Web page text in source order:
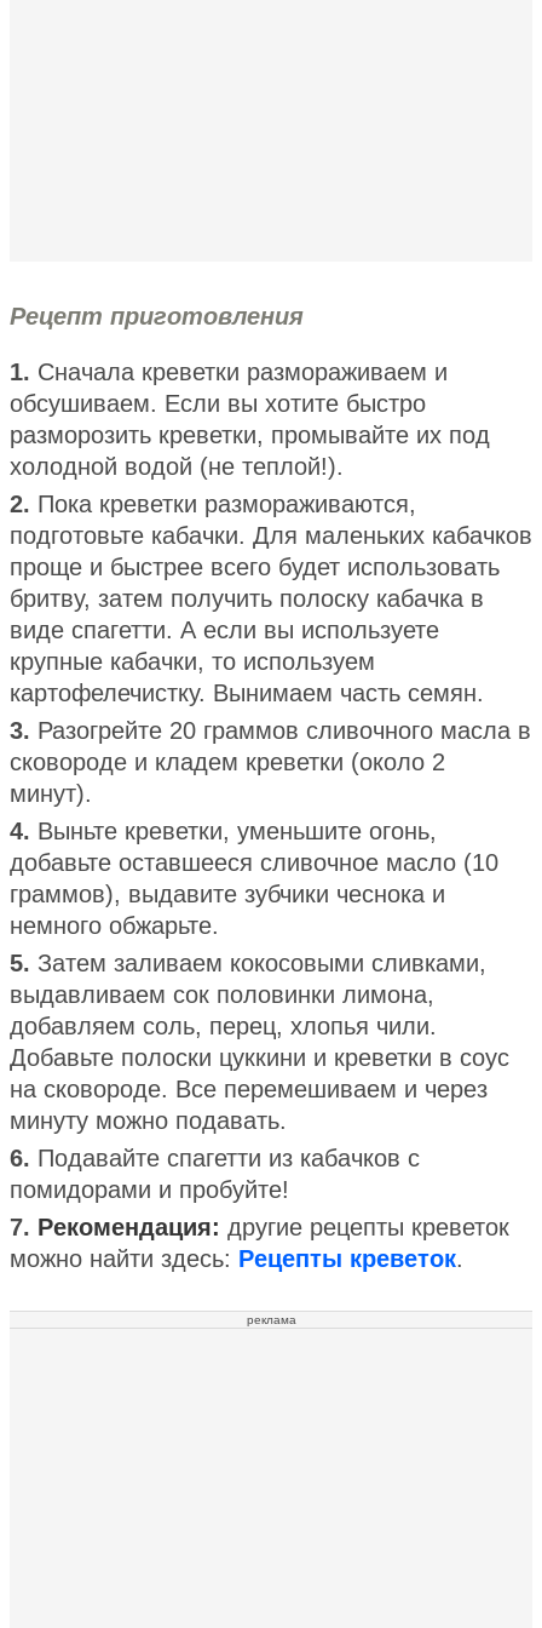
Рецепт приготовления
1. Сначала креветки размораживаем и
обсушиваем. Если вы хотите быстро
разморозить креветки, промывайте их под
холодной водой (не теплой!).
2. Пока креветки размораживаются,
подготовьте кабачки. Для маленьких кабачков
проще и быстрее всего будет использовать
бритву, затем получить полоску кабачка в
виде спагетти. А если вы используете
крупные кабачки, то используем
картофелечистку. Вынимаем часть семян.
3. Разогрейте 20 граммов сливочного масла в
сковороде и кладем креветки (около 2
минут).
4. Выньте креветки, уменьшите огонь,
добавьте оставшееся сливочное масло (10
граммов), выдавите зубчики чеснока и
немного обжарьте.
5. Затем заливаем кокосовыми сливками,
выдавливаем сок половинки лимона,
добавляем соль, перец, хлопья чили.
Добавьте полоски цуккини и креветки в соус
на сковороде. Все перемешиваем и через
минуту можно подавать.
6. Подавайте спагетти из кабачков с
помидорами и пробуйте!
7. Рекомендация: другие рецепты креветок
можно найти здесь: Рецепты креветок.
реклама